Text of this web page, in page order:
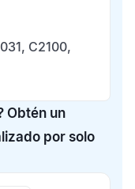
C2100,
Obtén un
por solo